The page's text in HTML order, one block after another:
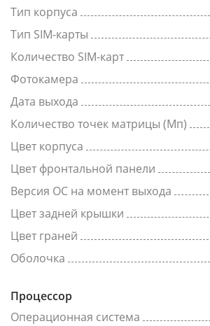
Тип корпуса
Тип SIM-карты
Количество SIM-карт
Фотокамера
Дата выхода
Количество точек матрицы (Мп)
Цвет корпуса
Цвет фронтальной панели
Версия ОС на момент выхода
Цвет задней крышки
Цвет граней
Оболочка
Процессор
Операционная система